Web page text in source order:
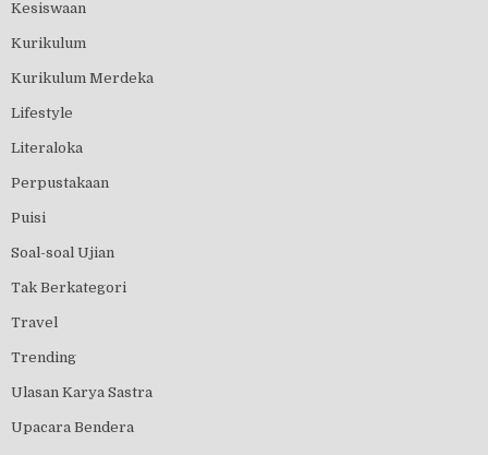
Kesiswaan
Kurikulum
Kurikulum Merdeka
Lifestyle
Literaloka
Perpustakaan
Puisi
Soal-soal Ujian
Tak Berkategori
Travel
Trending
Ulasan Karya Sastra
Upacara Bendera